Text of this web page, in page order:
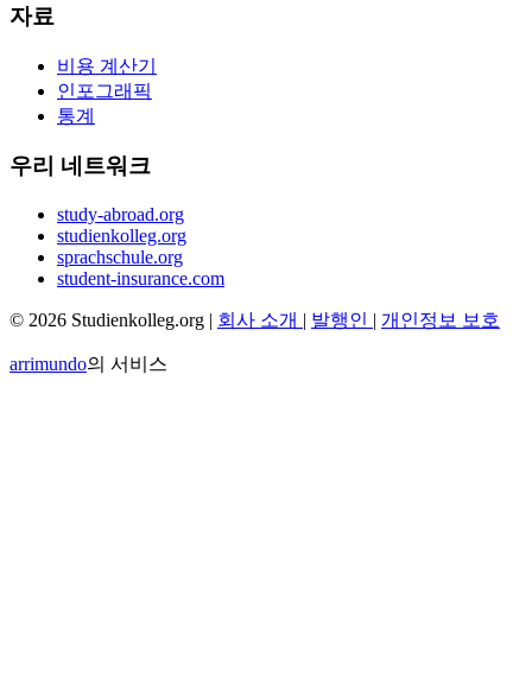
자료
비용 계산기
인포그래픽
통계
우리 네트워크
study-abroad.org
studienkolleg.org
sprachschule.org
student-insurance.com
© 2026 Studienkolleg.org | 회사 소개 | 발행인 | 개인정보 보호
arrimundo의 서비스